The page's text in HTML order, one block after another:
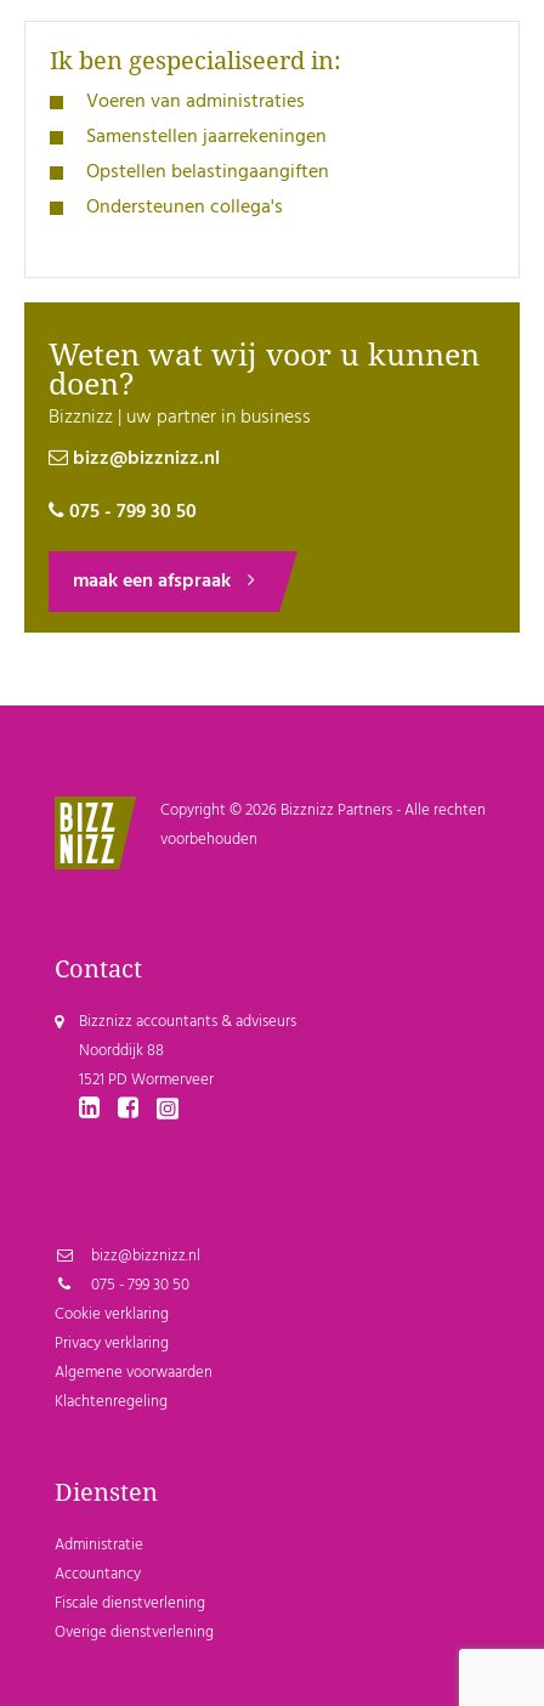
Ik ben gespecialiseerd in:
Voeren van administraties
Samenstellen jaarrekeningen
Opstellen belastingaangiften
Ondersteunen collega's
Weten wat wij voor u kunnen
doen?
Bizznizz | uw partner in business
bizz@bizznizz.nl
075 - 799 30 50
maak een afspraak
Copyright © 2026 Bizznizz Partners - Alle rechten
voorbehouden
Contact
Bizznizz accountants & adviseurs
Noorddijk 88
1521 PD Wormerveer
bizz@bizznizz.nl
075 - 799 30 50
Cookie verklaring
Privacy verklaring
Algemene voorwaarden
Klachtenregeling
Diensten
Administratie
Accountancy
Fiscale dienstverlening
Overige dienstverlening